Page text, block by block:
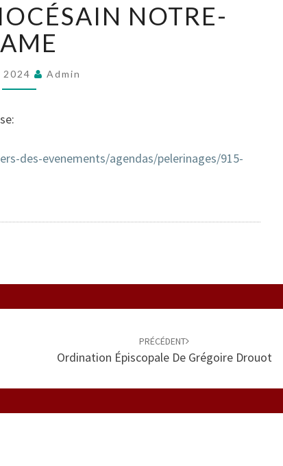
DIOCÉSAIN
NOTRE-
DAME
NOTRE-
2024 Admin
des-evenements/agendas/pelerinages/915-
PRÉCÉDENT
Ordination Épiscopale De Grégoire Drouot